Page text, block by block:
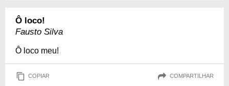
Ô loco!
Fausto Silva
Ô loco meu!
COPIAR COMPARTILHAR